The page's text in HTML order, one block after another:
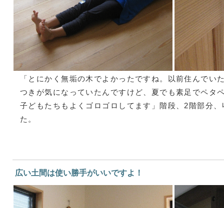
「とにかく無垢の木でよかったですね。以前住んでい
つきが気になっていたんですけど、夏でも素足でペタ
子どもたちもよくゴロゴロしてます」階段、2階部分
た。
広い土間は使い勝手がいいですよ！